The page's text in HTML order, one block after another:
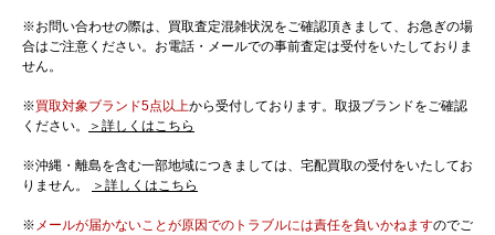
※お問い合わせの際は、買取査定混雑状況をご確認頂きまして、お急ぎの場
合はご注意ください。お電話・メールでの事前査定は受付をいたしておりま
せん。
※買取対象ブランド5点以上から受付しております。取扱ブランドをご確認
ください。
＞詳しくはこちら
※沖縄・離島を含む一部地域につきましては、宅配買取の受付をいたしてお
りません。
＞詳しくはこちら
※ メールが届かないことが原因でのトラブルには責任を負いかねますのでご